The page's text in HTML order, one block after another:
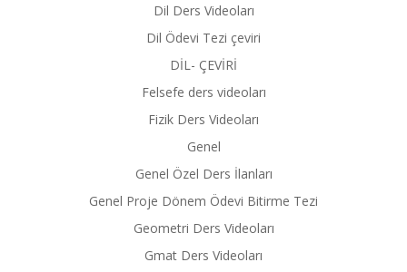
Dil Ders Videoları
Dil Ödevi Tezi çeviri
DİL- ÇEVİRİ
Felsefe ders videoları
Fizik Ders Videoları
Genel
Genel Özel Ders İlanları
Genel Proje Dönem Ödevi Bitirme Tezi
Geometri Ders Videoları
Gmat Ders Videoları